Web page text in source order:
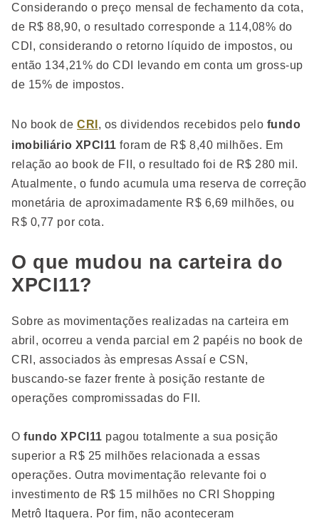
Considerando o preço mensal de fechamento da cota,
de R$ 88,90, o resultado corresponde a 114,08% do
CDI, considerando o retorno líquido de impostos, ou
então 134,21% do CDI levando em conta um gross-up
de 15% de impostos.
No book deCRI , os dividendos recebidos pelo fundo
imobiliário XPCI11 foram de R$ 8,40 milhões. Em
relação ao book de FII, o resultado foi de R$ 280 mil.
Atualmente, o fundo acumula uma reserva de correção
monetária de aproximadamente R$ 6,69 milhões, ou
R$ 0,77 por cota.
O que mudou na carteira do
XPCI11?
Sobre as movimentações realizadas na carteira em
abril, ocorreu a venda parcial em 2 papéis no book de
CRI, associados às empresas Assaí e CSN,
buscando-se fazer frente à posição restante de
operações compromissadas do FII.
Ofundo XPCI11 pagou totalmente a sua posição
superior a R$ 25 milhões relacionada a essas
operações. Outra movimentação relevante foi o
investimento de R$ 15 milhões no CRI Shopping
Metrô Itaquera. Por fim, não aconteceram